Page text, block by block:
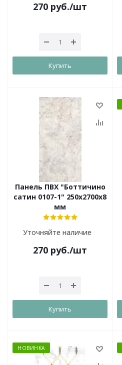
270 руб./шт
Купить
Панель ПВХ "Боттичино
сатин 0107-1" 250х2700х8
мм
Уточняйте наличие
270 руб./шт
Купить
НОВИНКА